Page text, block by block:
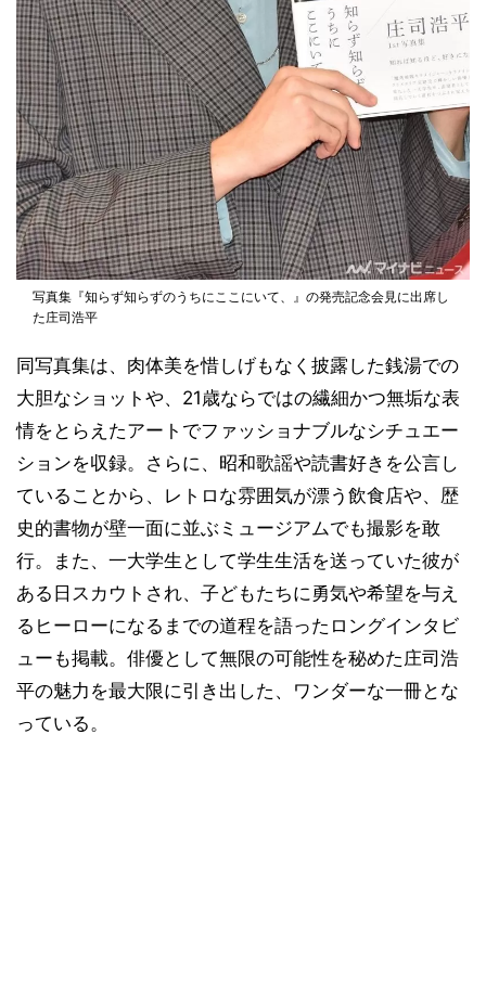
写真集『知らず知らずのうちにここにいて、』の発売記念会見に出席し
た庄司浩平
同写真集は、肉体美を惜しげもなく披露した銭湯での
大胆なショットや、21歳ならではの繊細かつ無垢な表
情をとらえたアートでファッショナブルなシチュエー
ションを収録。さらに、昭和歌謡や読書好きを公言し
ていることから、レトロな雰囲気が漂う飲食店や、歴
史的書物が壁一面に並ぶミュージアムでも撮影を敢
行。また、一大学生として学生生活を送っていた彼が
ある日スカウトされ、子どもたちに勇気や希望を与え
るヒーローになるまでの道程を語ったロングインタビ
ューも掲載。俳優として無限の可能性を秘めた庄司浩
平の魅力を最大限に引き出した、ワンダーな一冊とな
っている。